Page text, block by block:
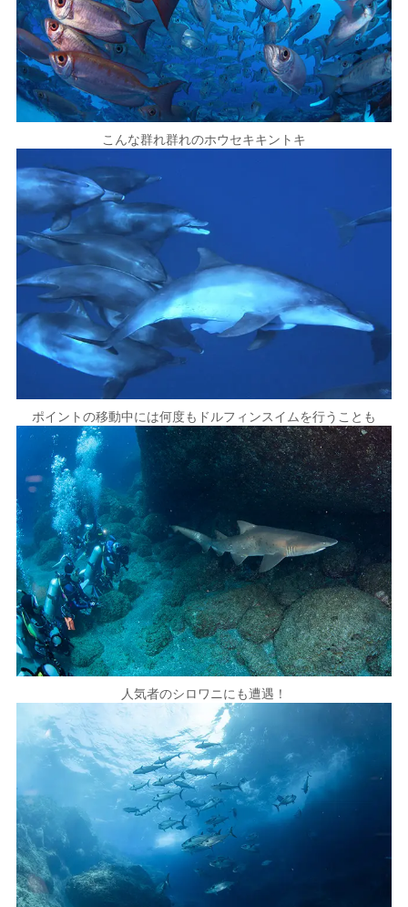
こんな群れ群れのホウセキキントキ
ポイントの移動中には何度もドルフィンスイムを行うことも
人気者のシロワニにも遭遇！